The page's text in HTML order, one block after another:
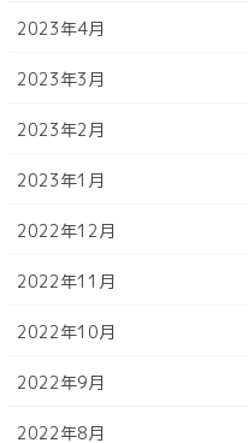
2023年4月
2023年3月
2023年2月
2023年1月
2022年12月
2022年11月
2022年10月
2022年9月
2022年8月